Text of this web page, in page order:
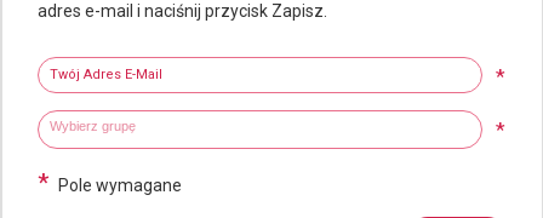
adres e-mail i naciśnij przycisk Zapisz.
Twój adres e-mail
*
Wybierz grupy tematyczne *
Wpisz wyszukiwaną fraze
* Pole wymagane